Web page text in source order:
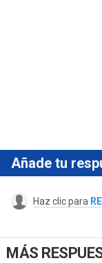
Añade tu
Haz clic para
MÁS